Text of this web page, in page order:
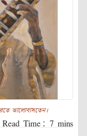
ভালোবাসতেন।